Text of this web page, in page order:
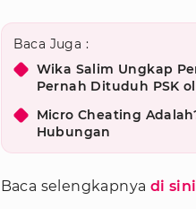
Baca Juga :
Wika Salim Ungkap
Pernah Dituduh PSK
Micro Cheating
Hubungan
Baca selengkapnya di sini